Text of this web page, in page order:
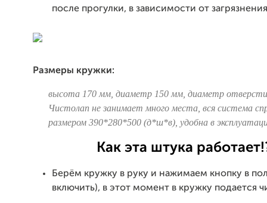
после прогулки, в зависимости от
Размеры кружки:
высота 170 мм, диаметр 150 мм, диаметр
Чистолап не занимает много места, вся система
размером 390*280*500 (д*ш*в), удобна в
Как эта штука
Берём кружку в руку и нажимаем кнопку в
включить), в этот момент в кружку подается